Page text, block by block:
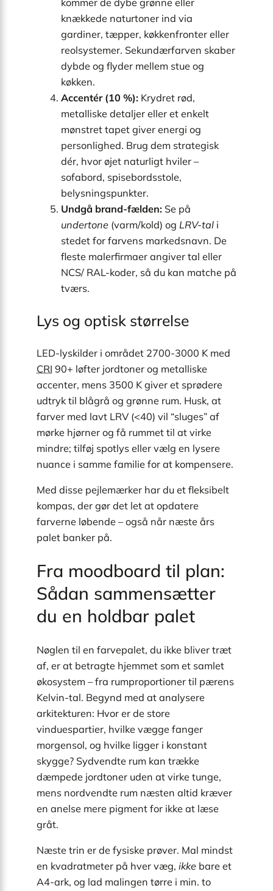
knækkede naturtoner ind via
gardiner, tæpper, køkkenfronter eller
reolsystemer. Sekundærfarven skaber
dybde og flyder mellem stue og
køkken.
Accentér (10 %): Krydret rød,
metalliske detaljer eller et enkelt
mønstret tapet giver energi og
personlighed. Brug dem strategisk
dér, hvor øjet naturligt hviler –
sofabord, spisebordsstole,
belysningspunkter.
Undgå brand-fælden: Se på
undertone (varm/kold) og LRV-tal i
stedet for farvens markedsnavn. De
fleste malerfirmaer angiver tal eller
NCS/ RAL-koder, så du kan matche på
tværs.
Lys og optisk størrelse
LED-lyskilder i området 2700-3000 K med
CRI 90+ løfter jordtoner og metalliske
accenter, mens 3500 K giver et sprødere
udtryk til blågrå og grønne rum. Husk, at
farver med lavt LRV (<40) vil “sluges” af
mørke hjørner og få rummet til at virke
mindre; tilføj spotlys eller vælg en lysere
nuance i samme familie for at kompensere.
Med disse pejlemærker har du et fleksibelt
kompas, der gør det let at opdatere
farverne løbende – også når næste års
palet banker på.
Fra moodboard til plan:
Sådan sammensætter
du en holdbar palet
Nøglen til en farvepalet, du ikke bliver træt
af, er at betragte hjemmet som et samlet
økosystem – fra rumproportioner til pærens
Kelvin-tal. Begynd med at analysere
arkitekturen: Hvor er de store
vinduespartier, hvilke vægge fanger
morgensol, og hvilke ligger i konstant
skygge? Sydvendte rum kan trække
dæmpede jordtoner uden at virke tunge,
mens nordvendte rum næsten altid kræver
en anelse mere pigment for ikke at læse
gråt.
Næste trin er de fysiske prøver. Mal mindst
en kvadratmeter på hver væg, ikke bare et
A4-ark, og lad malingen tørre i min. to